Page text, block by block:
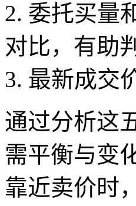
2. 委托买量
对比，有助
3. 最新成交
通过分析这
需平衡与变
靠近卖价时